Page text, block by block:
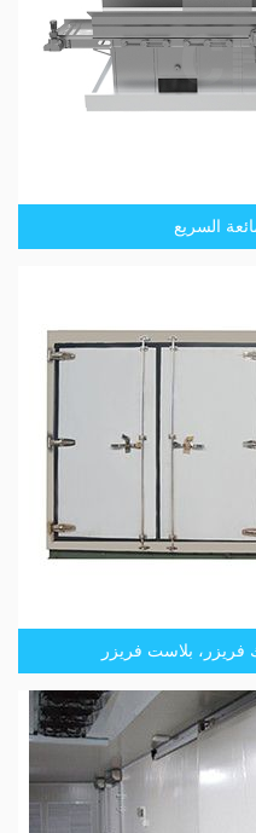
السريع
بلاست فريزر